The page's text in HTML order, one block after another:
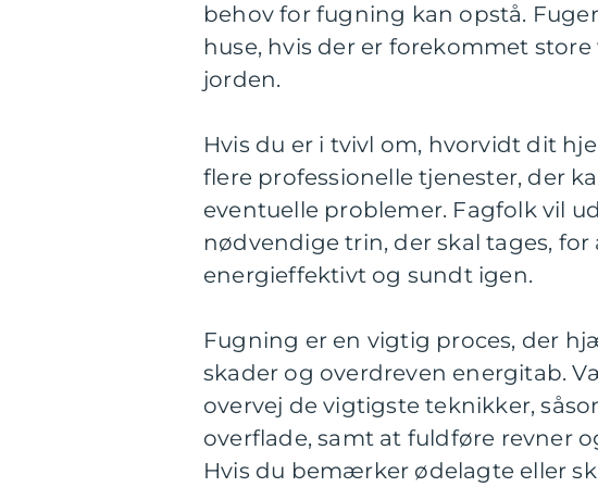
behov for fugning kan opstå.
huse, hvis der er forekommet
jorden.
Hvis du er i tvivl om, hvorvidt dit
flere professionelle tjenester, der
eventuelle problemer. Fagfolk vil
nødvendige trin, der skal tages,
energieffektivt og sundt igen.
Fugning er en vigtig proces, der
skader og overdreven energitab.
overvej de vigtigste teknikker,
overflade, samt at fuldføre revner
Hvis du bemærker ødelagte eller